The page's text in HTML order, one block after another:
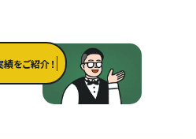
をご紹介！